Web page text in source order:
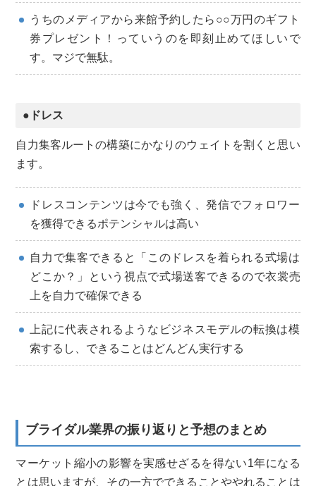
うちのメディアから来館予約したら○○万円のギフト
券プレゼント！っていうのを即刻止めてほしいで
す。マジで無駄。
●ドレス
自力集客ルートの構築にかなりのウェイトを割くと思い
ます。
ドレスコンテンツは今でも強く、発信でフォロワー
を獲得できるポテンシャルは高い
自力で集客できると「このドレスを着られる式場は
どこか？」という視点で式場送客できるので衣裳売
上を自力で確保できる
上記に代表されるようなビジネスモデルの転換は模
索するし、できることはどんどん実行する
ブライダル業界の振り返りと予想のまとめ
マーケット縮小の影響を実感せざるを得ない1年になる
とは思いますが、その一方でできることややれることは